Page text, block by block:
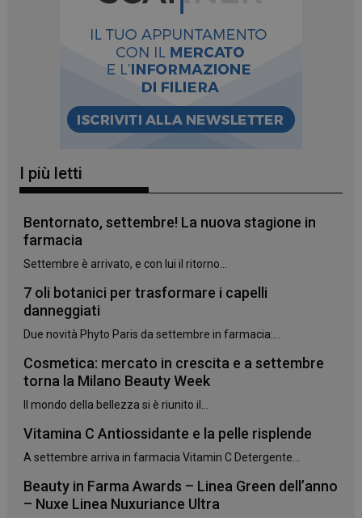
I più letti
Bentornato, settembre! La nuova stagione in
farmacia
Settembre è arrivato, e con lui il ritorno...
7 oli botanici per trasformare i capelli
danneggiati
Due novità Phyto Paris da settembre in farmacia:...
Cosmetica: mercato in crescita e a settembre
torna la Milano Beauty Week
Il mondo della bellezza si è riunito il...
Vitamina C Antiossidante e la pelle risplende
A settembre arriva in farmacia Vitamin C Detergente...
Beauty in Farma Awards – Linea Green dell’anno
– Nuxe Linea Nuxuriance Ultra
.panoramacosmetico.it
.panoramacosmetico.it